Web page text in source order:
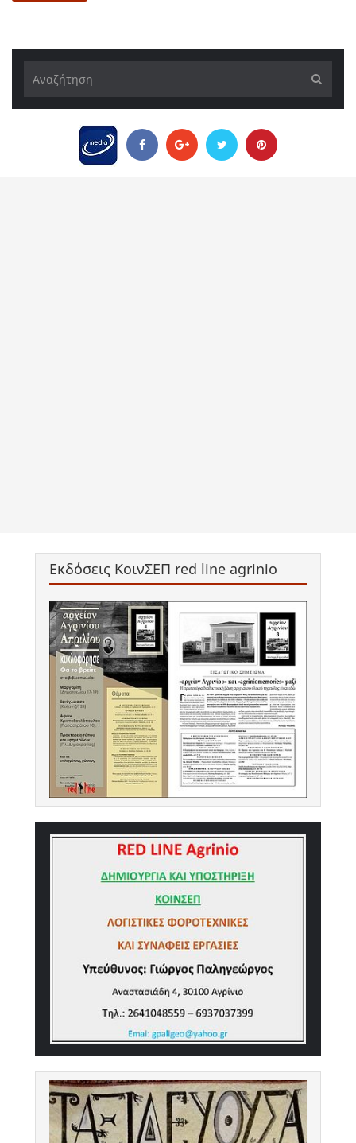
Εκδόσεις ΚοινΣΕΠ red line agrinio